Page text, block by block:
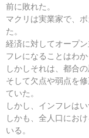
前に敗れた。
マクリは実業家で、
た。
経済に対してオープ
フレになることはわか
しかしそれは、都合
そして欠点や弱点を
ていた。
しかし、インフレは
しかも、全人口にお
いる。